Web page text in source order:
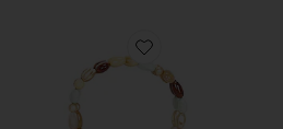
Favorite MERCIER 토